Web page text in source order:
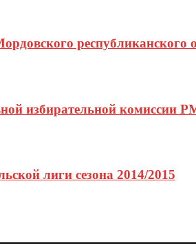
избирательной комиссии
лиги сезона 2014/2015